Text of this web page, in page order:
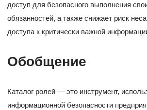
доступ для безопасного выполнения
обязанностей, а также снижает риск
доступа к критически важной
Обобщение
Каталог ролей — это инструмент,
информационной безопасности